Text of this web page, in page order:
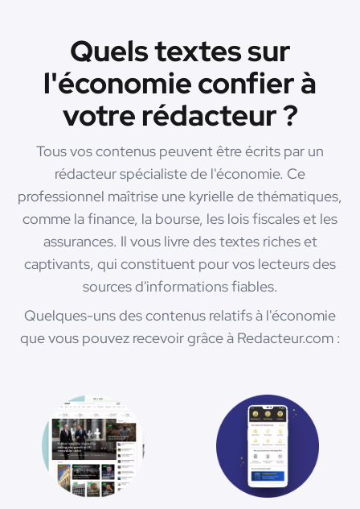
Quels textes sur
l'économie confier à
votre rédacteur ?
Tous vos contenus peuvent être écrits par un
rédacteur spécialiste de l'économie. Ce
professionnel maîtrise une kyrielle de thématiques,
comme la finance, la bourse, les lois fiscales et les
assurances. Il vous livre des textes riches et
captivants, qui constituent pour vos lecteurs des
sources d'informations fiables.
Quelques-uns des contenus relatifs à l'économie
que vous pouvez recevoir grâce à Redacteur.com :